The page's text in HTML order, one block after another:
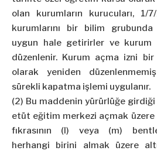
olan kurumların kurucuları, 1/
kurumlarını bir bilim
uygun hale getirirler ve kurum
düzenlenir. Kurum açma izni
olarak yeniden
sürekli kapatma işlemi uygulanır.
(2) Bu maddenin yürürlüğe
etüt eğitim merkezi açmak
fıkrasının (l) veya (m)
herhangi birini almak üzere